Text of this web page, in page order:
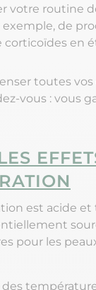
votre routine
exemple, de
corticoïdes en
toutes
vous : vous
est acide et
pour les